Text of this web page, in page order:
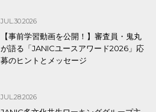
JUL.30.2026
【事前学習動画を公開！】審査員・鬼丸
が語る「JANICユースアワード2026」応
募のヒントとメッセージ
JUL.28.2026